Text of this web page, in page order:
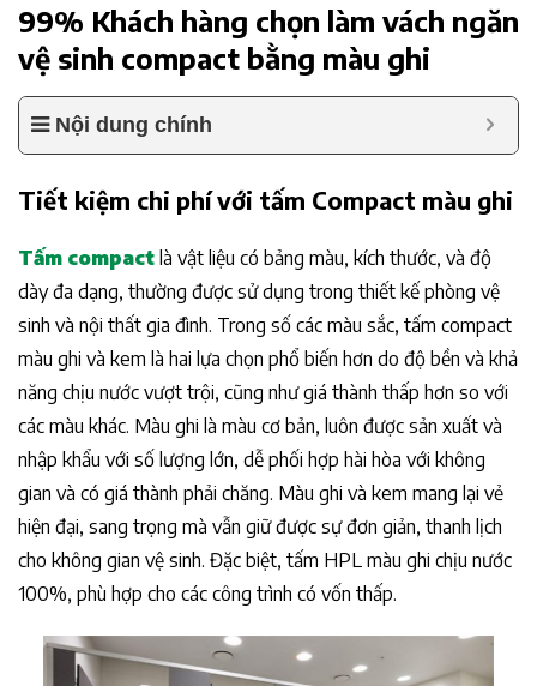
99% Khách hàng chọn làm vách ngăn
vệ sinh compact bằng màu ghi
Nội dung chính
Tiết kiệm chi phí với tấm Compact màu ghi
Tấm compact là vật liệu có bảng màu, kích thước, và độ
dày đa dạng, thường được sử dụng trong thiết kế phòng vệ
sinh và nội thất gia đình. Trong số các màu sắc, tấm compact
màu ghi và kem là hai lựa chọn phổ biến hơn do độ bền và khả
năng chịu nước vượt trội, cũng như giá thành thấp hơn so với
các màu khác. Màu ghi là màu cơ bản, luôn được sản xuất và
nhập khẩu với số lượng lớn, dễ phối hợp hài hòa với không
gian và có giá thành phải chăng. Màu ghi và kem mang lại vẻ
hiện đại, sang trọng mà vẫn giữ được sự đơn giản, thanh lịch
cho không gian vệ sinh. Đặc biệt, tấm HPL màu ghi chịu nước
100%, phù hợp cho các công trình có vốn thấp.